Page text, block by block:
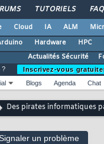
TUTORIELS FAQ
Cloud IA ALM
Hardware HPC
Actualités Sécurité
?
Inscrivez-vous
Blogs Agenda Chat
Des pirates informatiques
un problème